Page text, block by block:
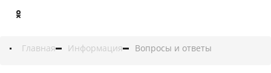
Главная Информация Вопросы и ответы